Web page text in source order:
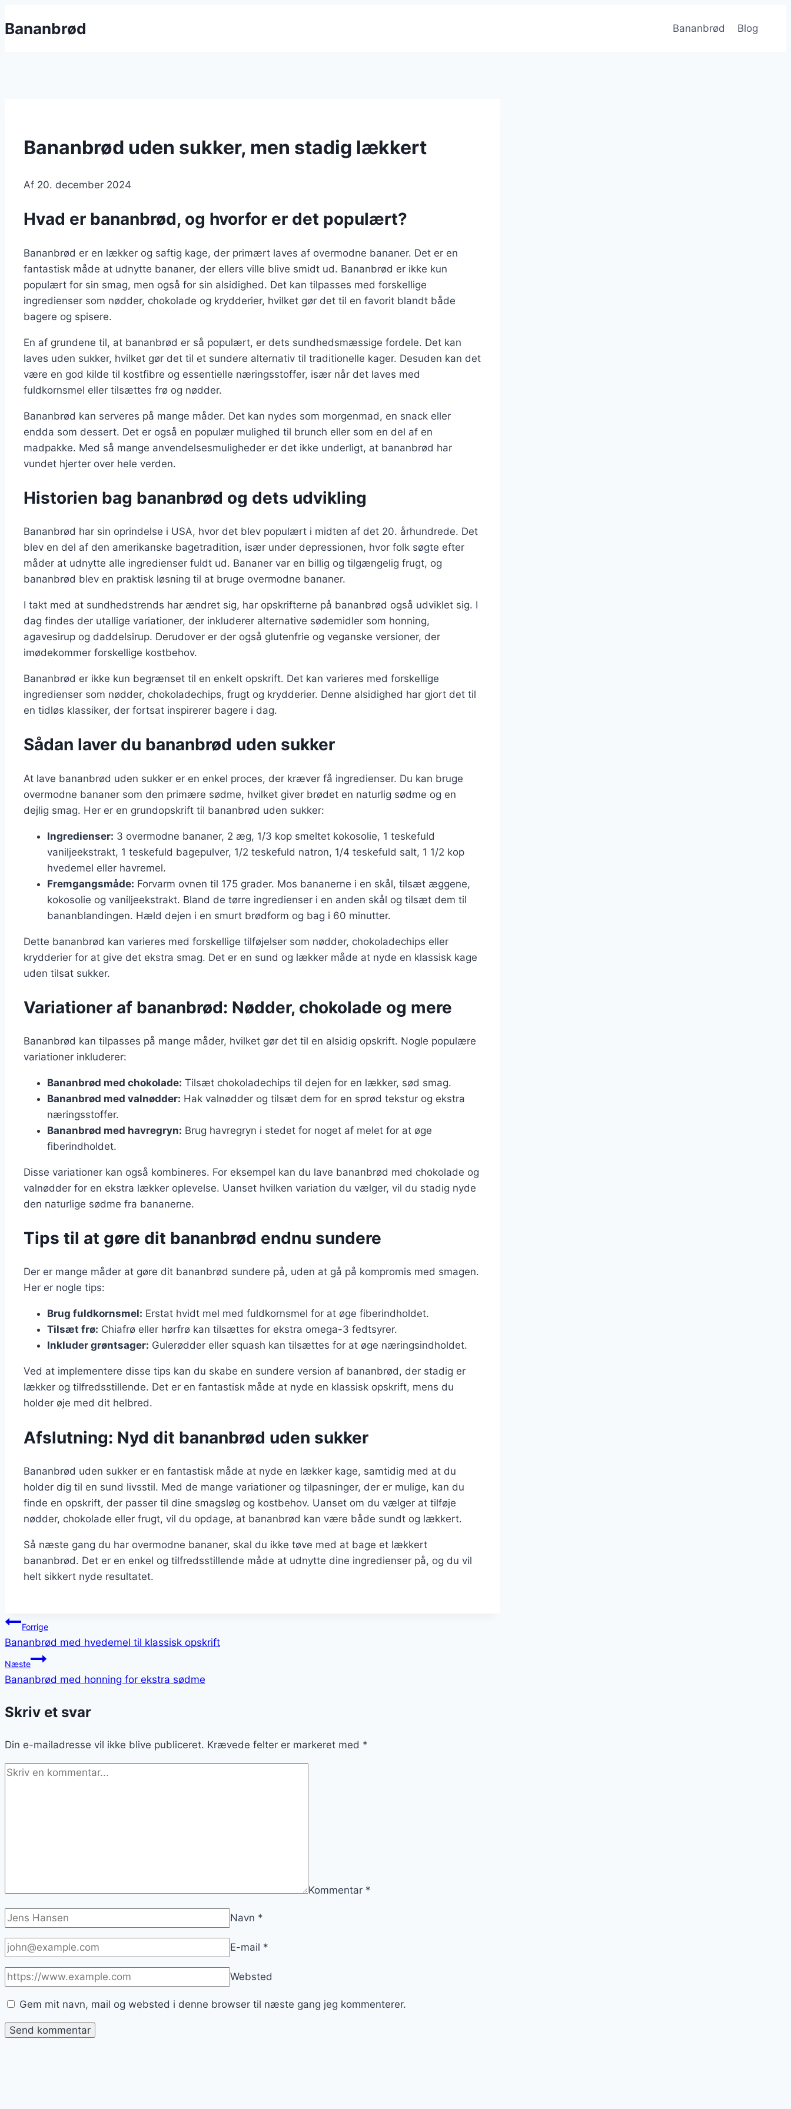
til
Bananbrød Bananbrød Blog
Bananbrød uden sukker, men stadig lækkert
Af 20. december 2024
Hvad er bananbrød, og hvorfor er det populært?
Bananbrød er en lækker og saftig kage, der primært laves af overmodne bananer. Det er en
fantastisk måde at udnytte bananer, der ellers ville blive smidt ud. Bananbrød er ikke kun
populært for sin smag, men også for sin alsidighed. Det kan tilpasses med forskellige
ingredienser som nødder, chokolade og krydderier, hvilket gør det til en favorit blandt både
bagere og spisere.
En af grundene til, at bananbrød er så populært, er dets sundhedsmæssige fordele. Det kan
laves uden sukker, hvilket gør det til et sundere alternativ til traditionelle kager. Desuden kan det
være en god kilde til kostfibre og essentielle næringsstoffer, især når det laves med
fuldkornsmel eller tilsættes frø og nødder.
Bananbrød kan serveres på mange måder. Det kan nydes som morgenmad, en snack eller
endda som dessert. Det er også en populær mulighed til brunch eller som en del af en
madpakke. Med så mange anvendelsesmuligheder er det ikke underligt, at bananbrød har
vundet hjerter over hele verden.
Historien bag bananbrød og dets udvikling
Bananbrød har sin oprindelse i USA, hvor det blev populært i midten af det 20. århundrede. Det
blev en del af den amerikanske bagetradition, især under depressionen, hvor folk søgte efter
måder at udnytte alle ingredienser fuldt ud. Bananer var en billig og tilgængelig frugt, og
bananbrød blev en praktisk løsning til at bruge overmodne bananer.
I takt med at sundhedstrends har ændret sig, har opskrifterne på bananbrød også udviklet sig. I
dag findes der utallige variationer, der inkluderer alternative sødemidler som honning,
agavesirup og daddelsirup. Derudover er der også glutenfrie og veganske versioner, der
imødekommer forskellige kostbehov.
Bananbrød er ikke kun begrænset til en enkelt opskrift. Det kan varieres med forskellige
ingredienser som nødder, chokoladechips, frugt og krydderier. Denne alsidighed har gjort det til
en tidløs klassiker, der fortsat inspirerer bagere i dag.
Sådan laver du bananbrød uden sukker
At lave bananbrød uden sukker er en enkel proces, der kræver få ingredienser. Du kan bruge
overmodne bananer som den primære sødme, hvilket giver brødet en naturlig sødme og en
dejlig smag. Her er en grundopskrift til bananbrød uden sukker:
Ingredienser: 3 overmodne bananer, 2 æg, 1/3 kop smeltet kokosolie, 1 teskefuld
vaniljeekstrakt, 1 teskefuld bagepulver, 1/2 teskefuld natron, 1/4 teskefuld salt, 1 1/2 kop
hvedemel eller havremel.
Fremgangsmåde: Forvarm ovnen til 175 grader. Mos bananerne i en skål, tilsæt æggene,
kokosolie og vaniljeekstrakt. Bland de tørre ingredienser i en anden skål og tilsæt dem til
bananblandingen. Hæld dejen i en smurt brødform og bag i 60 minutter.
Dette bananbrød kan varieres med forskellige tilføjelser som nødder, chokoladechips eller
krydderier for at give det ekstra smag. Det er en sund og lækker måde at nyde en klassisk kage
uden tilsat sukker.
Variationer af bananbrød: Nødder, chokolade og mere
Bananbrød kan tilpasses på mange måder, hvilket gør det til en alsidig opskrift. Nogle populære
variationer inkluderer:
Bananbrød med chokolade: Tilsæt chokoladechips til dejen for en lækker, sød smag.
Bananbrød med valnødder: Hak valnødder og tilsæt dem for en sprød tekstur og ekstra
næringsstoffer.
Bananbrød med havregryn: Brug havregryn i stedet for noget af melet for at øge
fiberindholdet.
Disse variationer kan også kombineres. For eksempel kan du lave bananbrød med chokolade og
valnødder for en ekstra lækker oplevelse. Uanset hvilken variation du vælger, vil du stadig nyde
den naturlige sødme fra bananerne.
Tips til at gøre dit bananbrød endnu sundere
Der er mange måder at gøre dit bananbrød sundere på, uden at gå på kompromis med smagen.
Her er nogle tips:
Brug fuldkornsmel: Erstat hvidt mel med fuldkornsmel for at øge fiberindholdet.
Tilsæt frø: Chiafrø eller hørfrø kan tilsættes for ekstra omega-3 fedtsyrer.
Inkluder grøntsager: Gulerødder eller squash kan tilsættes for at øge næringsindholdet.
Ved at implementere disse tips kan du skabe en sundere version af bananbrød, der stadig er
lækker og tilfredsstillende. Det er en fantastisk måde at nyde en klassisk opskrift, mens du
holder øje med dit helbred.
Afslutning: Nyd dit bananbrød uden sukker
Bananbrød uden sukker er en fantastisk måde at nyde en lækker kage, samtidig med at du
holder dig til en sund livsstil. Med de mange variationer og tilpasninger, der er mulige, kan du
finde en opskrift, der passer til dine smagsløg og kostbehov. Uanset om du vælger at tilføje
nødder, chokolade eller frugt, vil du opdage, at bananbrød kan være både sundt og lækkert.
Så næste gang du har overmodne bananer, skal du ikke tøve med at bage et lækkert
bananbrød. Det er en enkel og tilfredsstillende måde at udnytte dine ingredienser på, og du vil
helt sikkert nyde resultatet.
Indlægsnavigation
Forrige
Bananbrød med hvedemel til klassisk opskrift
Næste
Bananbrød med honning for ekstra sødme
Skriv et svar
Din e-mailadresse vil ikke blive publiceret. Krævede felter er markeret med *
Kommentar *
Navn *
E-mail *
Websted
Gem mit navn, mail og websted i denne browser til næste gang jeg kommenterer.